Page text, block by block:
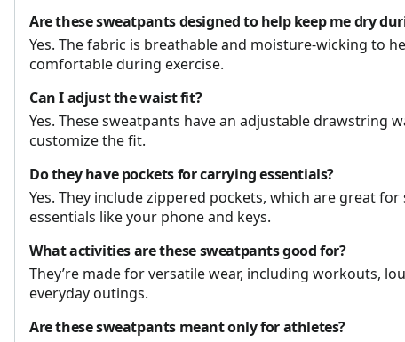
Are these sweatpants designed to help keep me dry
Yes. The fabric is breathable and moisture-wicking to
comfortable during exercise.
Can I adjust the waist fit?
Yes. These sweatpants have an adjustable drawstring
customize the fit.
Do they have pockets for carrying essentials?
Yes. They include zippered pockets, which are great
essentials like your phone and keys.
What activities are these sweatpants good for?
They’re made for versatile wear, including workouts,
everyday outings.
Are these sweatpants meant only for athletes?